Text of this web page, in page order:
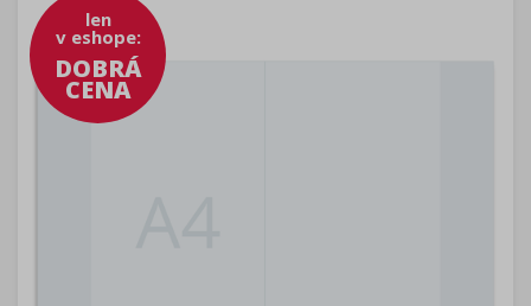
len
v eshope:
DOBRÁ
CENA